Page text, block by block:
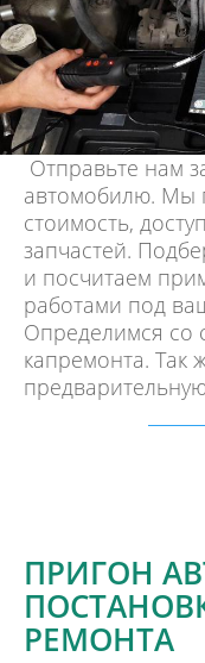
Отправьте нам
автомобилю. Мы
стоимость,
запчастей.
и посчитаем
работами под
Определимся со
капремонта. Так
ПРИГОН
РЕМОНТА